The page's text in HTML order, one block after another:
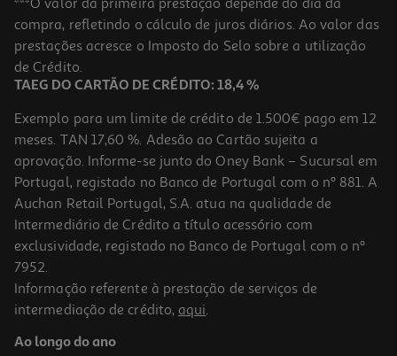
15.3 €/un
17,00 € PVP de editor
15,30 €
-10%
Livro Salazar A Queda De Uma Cadeira
16.2 €/un
compra, refletindo o cálculo de juros diários. Ao valor das
prestações acresce o Imposto do Selo sobre a utilização
de Crédito.
TAEG DO CARTÃO DE CRÉDITO: 18,4 %
Exemplo para um limite de crédito de 1.500€ pago em 12
meses. TAN 17,60 %. Adesão ao Cartão sujeita a
aprovação. Informe-se junto do Oney Bank – Sucursal em
Portugal, registado no Banco de Portugal com o nº 881. A
Auchan Retail Portugal, S.A. atua na qualidade de
Intermediário de Crédito a título acessório com
exclusividade, registado no Banco de Portugal com o nº
7952.
Informação referente à prestação de serviços de
intermediação de crédito, aqui.
Ao longo do ano